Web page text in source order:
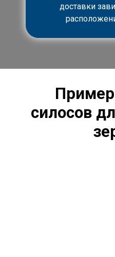
доставки
силосов